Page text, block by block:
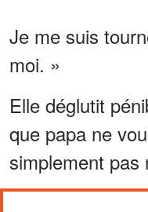
Je me suis
moi. »
Elle déglutit
que papa ne
simplement pas